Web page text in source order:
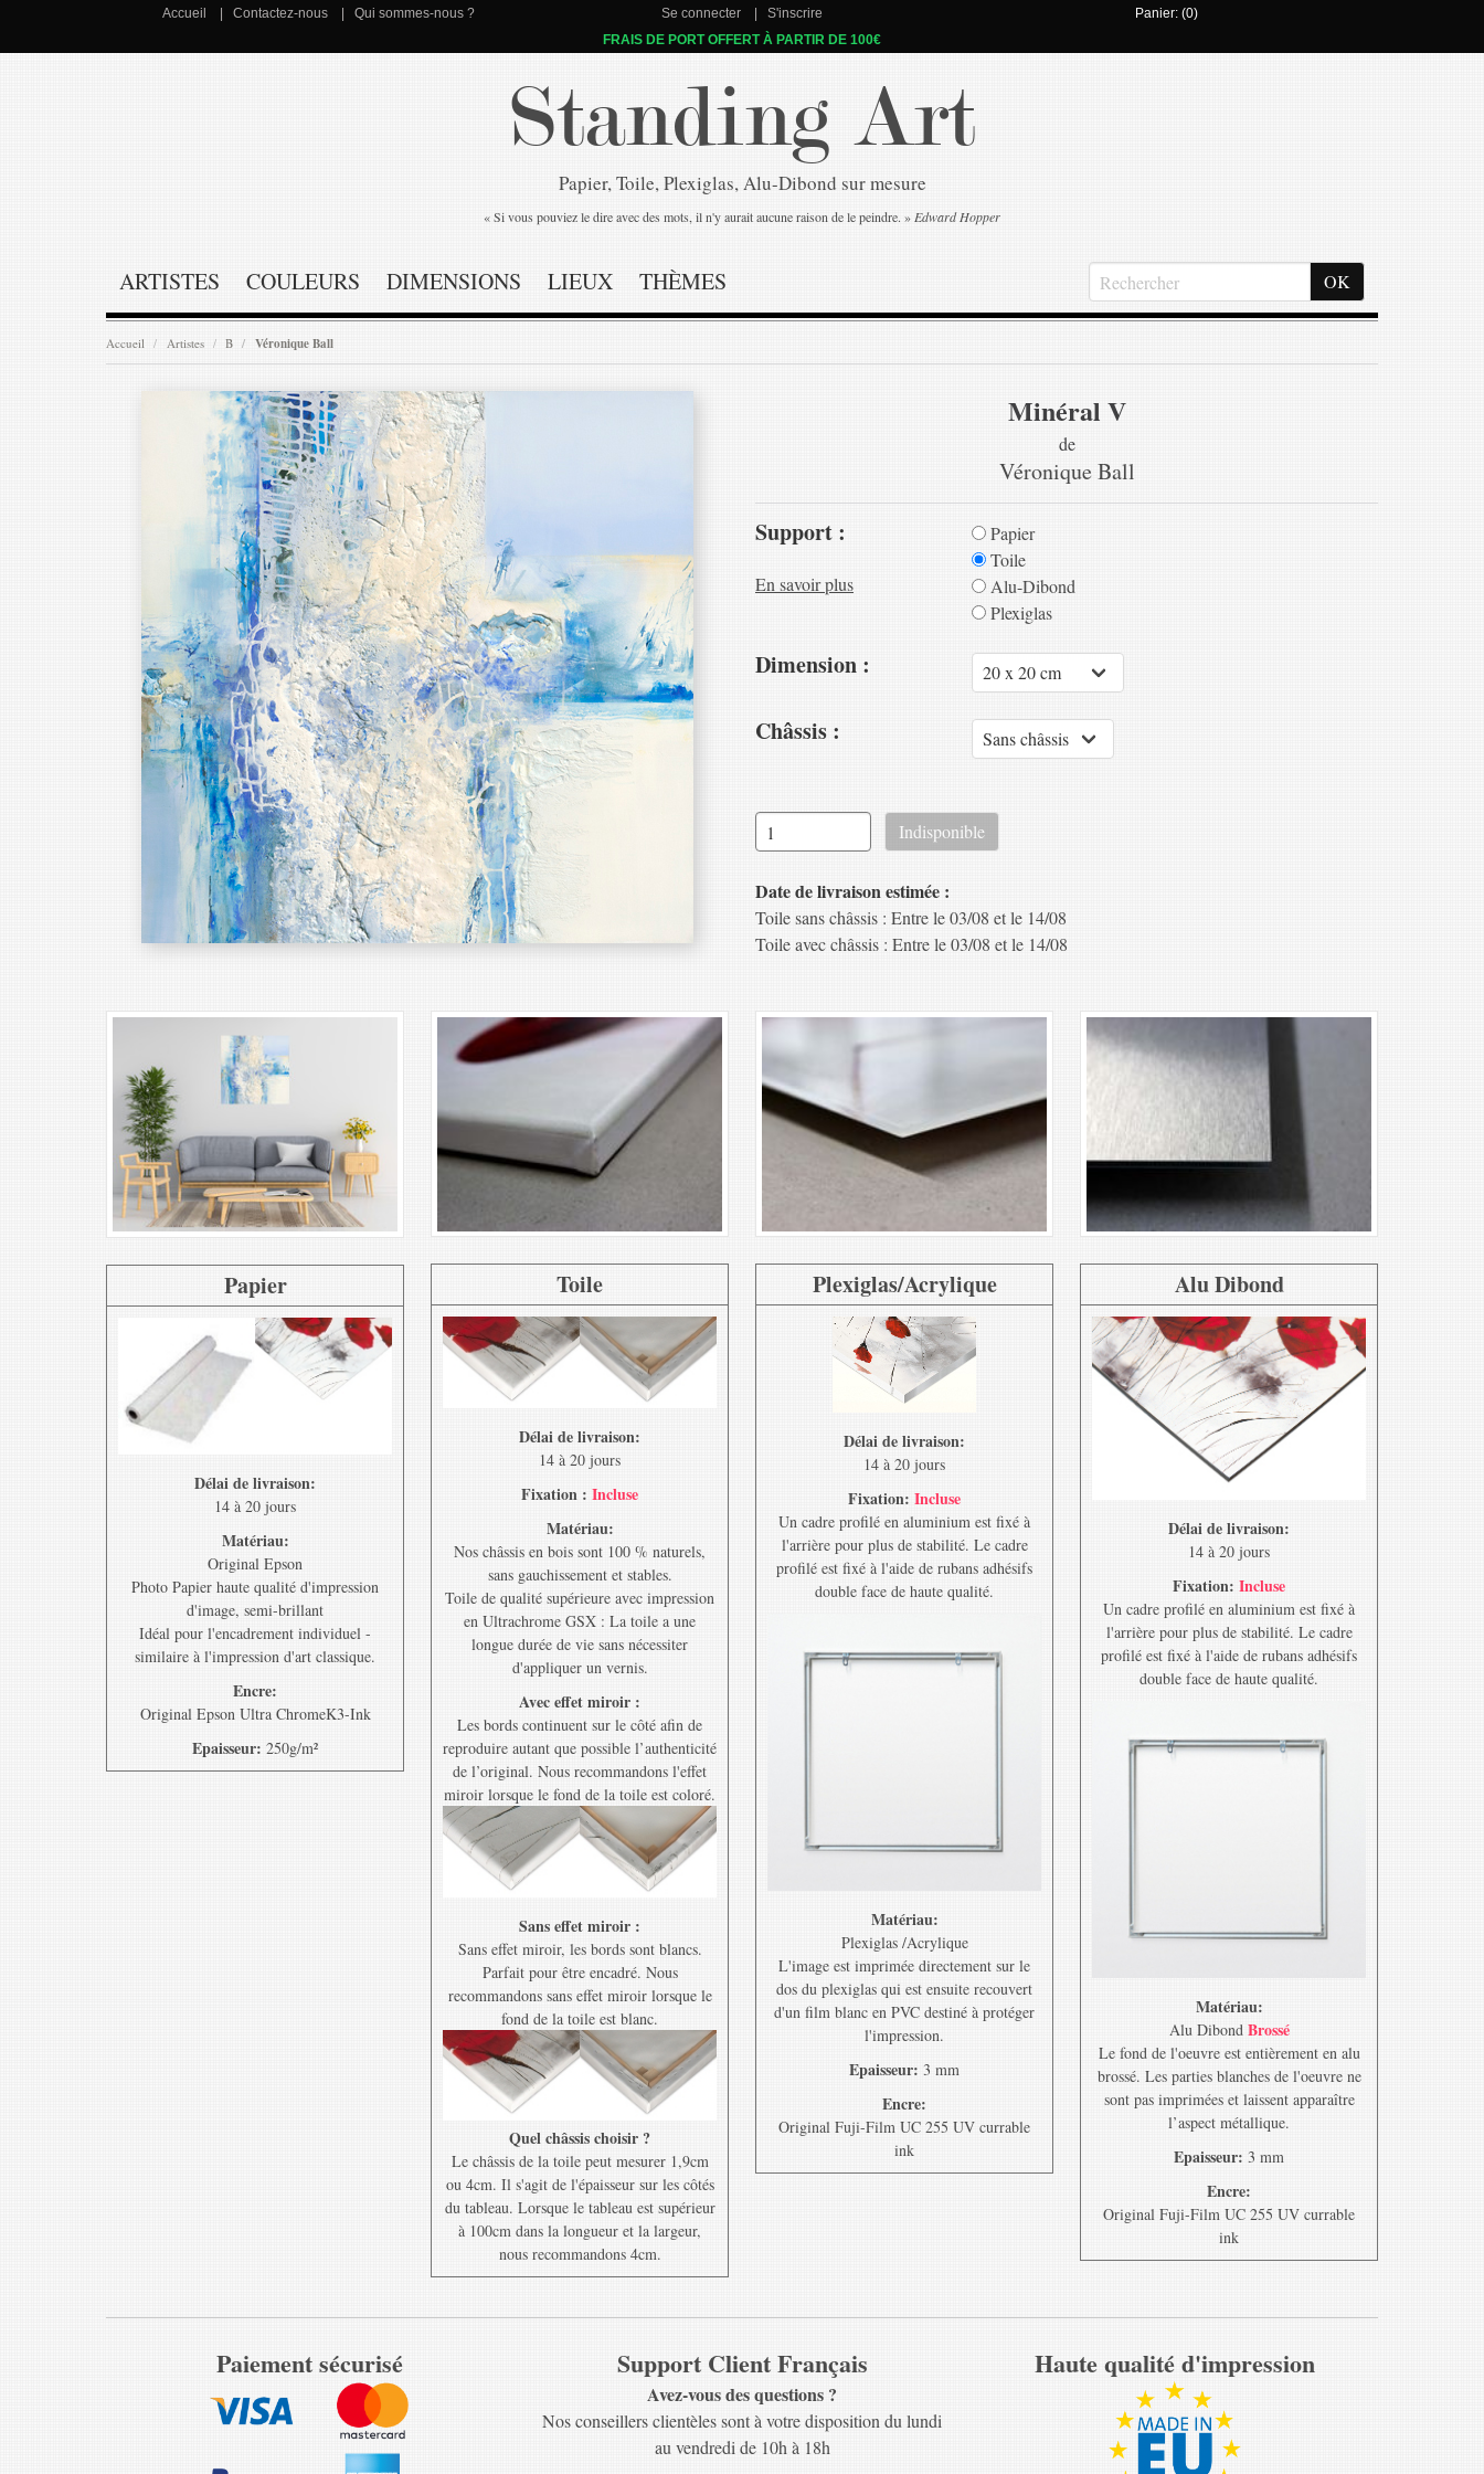
Accueil Contactez-nous Qui sommes-nous ? Se connecter S'inscrire
Panier: (0)
FRAIS DE PORT OFFERT À PARTIR DE 100€
Standing Art
Papier, Toile, Plexiglas, Alu-Dibond sur mesure
« Si vous pouviez le dire avec des mots, il n'y aurait aucune raison de le peindre. » Edward Hopper
ARTISTES COULEURS DIMENSIONS LIEUX THÈMES
Accueil Artistes B Véronique Ball
Minéral V
de
Véronique Ball
Support :
En savoir plus
Papier
Toile
Alu-Dibond
Plexiglas
Dimension :
Châssis :
Date de livraison estimée :
Toile sans châssis : Entre le 03/08 et le 14/08
Toile avec châssis : Entre le 03/08 et le 14/08
Papier
Délai de livraison:
14 à 20 jours
Matériau:
Original Epson
Photo Papier haute qualité d'impression
d'image, semi-brillant
Idéal pour l'encadrement individuel -
similaire à l'impression d'art classique.
Encre:
Original Epson Ultra ChromeK3-Ink
Epaisseur: 250g/m²
Toile
Délai de livraison:
14 à 20 jours
Fixation : Incluse
Matériau:
Nos châssis en bois sont 100 % naturels,
sans gauchissement et stables.
Toile de qualité supérieure avec impression
en Ultrachrome GSX : La toile a une
longue durée de vie sans nécessiter
d'appliquer un vernis.
Avec effet miroir :
Les bords continuent sur le côté afin de
reproduire autant que possible l’authenticité
de l’original. Nous recommandons l'effet
miroir lorsque le fond de la toile est coloré.
Sans effet miroir :
Sans effet miroir, les bords sont blancs.
Parfait pour être encadré. Nous
recommandons sans effet miroir lorsque le
fond de la toile est blanc.
Quel châssis choisir ?
Le châssis de la toile peut mesurer 1,9cm
ou 4cm. Il s'agit de l'épaisseur sur les côtés
du tableau. Lorsque le tableau est supérieur
à 100cm dans la longueur et la largeur,
nous recommandons 4cm.
Plexiglas/Acrylique
Délai de livraison:
14 à 20 jours
Fixation: Incluse
Un cadre profilé en aluminium est fixé à
l'arrière pour plus de stabilité. Le cadre
profilé est fixé à l'aide de rubans adhésifs
double face de haute qualité.
Matériau:
Plexiglas /Acrylique
L'image est imprimée directement sur le
dos du plexiglas qui est ensuite recouvert
d'un film blanc en PVC destiné à protéger
l'impression.
Epaisseur: 3 mm
Encre:
Original Fuji-Film UC 255 UV currable
ink
Alu Dibond
Délai de livraison:
14 à 20 jours
Fixation: Incluse
Un cadre profilé en aluminium est fixé à
l'arrière pour plus de stabilité. Le cadre
profilé est fixé à l'aide de rubans adhésifs
double face de haute qualité.
Matériau:
Alu Dibond Brossé
Le fond de l'oeuvre est entièrement en alu
brossé. Les parties blanches de l'oeuvre ne
sont pas imprimées et laissent apparaître
l’aspect métallique.
Epaisseur: 3 mm
Encre:
Original Fuji-Film UC 255 UV currable
ink
Paiement sécurisé Support Client Français
Avez-vous des questions ?
Nos conseillers clientèles sont à votre disposition du lundi
au vendredi de 10h à 18h
Haute qualité d'impression